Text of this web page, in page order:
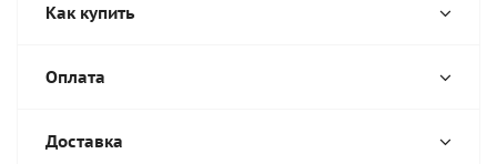
Как купить
Оплата
Доставка